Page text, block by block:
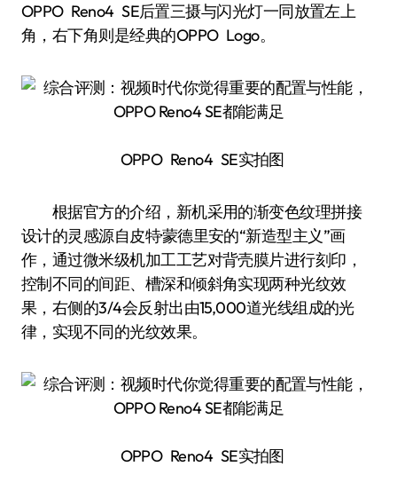
OPPO Reno4 SE后置三摄与闪光灯一同放置左上
角，右下角则是经典的OPPO Logo。
OPPO Reno4 SE实拍图
根据官方的介绍，新机采用的渐变色纹理拼接
设计的灵感源自皮特·蒙德里安的“新造型主义”画
作，通过微米级机加工工艺对背壳膜片进行刻印，
控制不同的间距、槽深和倾斜角实现两种光纹效
果，右侧的3/4会反射出由15,000道光线组成的光
律，实现不同的光纹效果。
OPPO Reno4 SE实拍图